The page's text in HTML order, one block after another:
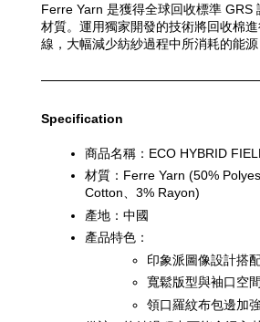
Ferre Yarn 是獲得全球回收標準 GRS
材質。運用獨家開發的技術將回收棉
線，大幅減少紡紗過程中所消耗的能源
Specification
商品名稱：ECO HYBRID
材質：Ferre Yarn (50%
Cotton、3% Rayon)
產地：中國
產品特色：
印象派圖像設計搭
寬鬆版型與袖口空間
領口羅紋布包邊加強